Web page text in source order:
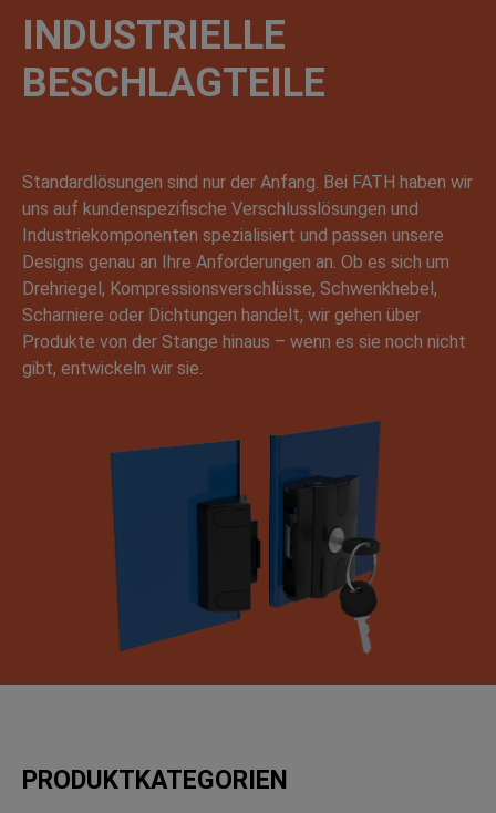
INDUSTRIELLE
BESCHLAGTEILE
Standardlösungen sind nur der Anfang. Bei FATH haben wir
uns auf kundenspezifische Verschlusslösungen und
Industriekomponenten spezialisiert und passen unsere
Designs genau an Ihre Anforderungen an. Ob es sich um
Drehriegel, Kompressionsverschlüsse, Schwenkhebel,
Scharniere oder Dichtungen handelt, wir gehen über
Produkte von der Stange hinaus – wenn es sie noch nicht
gibt, entwickeln wir sie.
PRODUKTKATEGORIEN